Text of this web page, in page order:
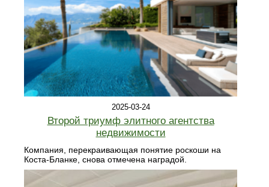
2025-03-24
Второй триумф элитного агентства
недвижимости
Компания, перекраивающая понятие роскоши на
Коста-Бланке, снова отмечена наградой.